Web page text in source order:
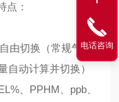
点：
由切换（常规气体
自动计算并切换）
、PPHM、ppb、
电话咨询